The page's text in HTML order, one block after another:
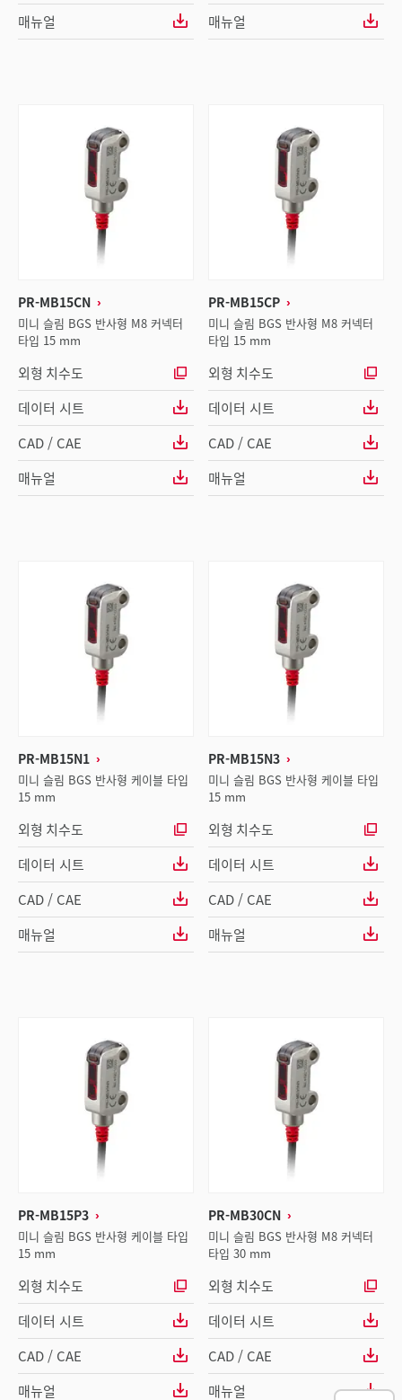
매뉴얼
매뉴얼
PR-MB15CN
미니 슬림 BGS 반사형 M8 커넥터
타입 15 mm
외형 치수도
데이터 시트
CAD / CAE
매뉴얼
PR-MB15CP
미니 슬림 BGS 반사형 M8 커넥터
타입 15 mm
외형 치수도
데이터 시트
CAD / CAE
매뉴얼
PR-MB15N1
미니 슬림 BGS 반사형 케이블 타입
15 mm
외형 치수도
데이터 시트
CAD / CAE
매뉴얼
PR-MB15N3
미니 슬림 BGS 반사형 케이블 타입
15 mm
외형 치수도
데이터 시트
CAD / CAE
매뉴얼
PR-MB15P3
미니 슬림 BGS 반사형 케이블 타입
15 mm
외형 치수도
데이터 시트
CAD / CAE
매뉴얼
PR-MB30CN
미니 슬림 BGS 반사형 M8 커넥터
타입 30 mm
외형 치수도
데이터 시트
CAD / CAE
매뉴얼